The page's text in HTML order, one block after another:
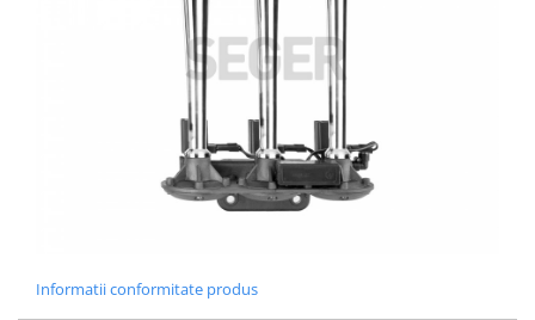
Informatii conformitate produs